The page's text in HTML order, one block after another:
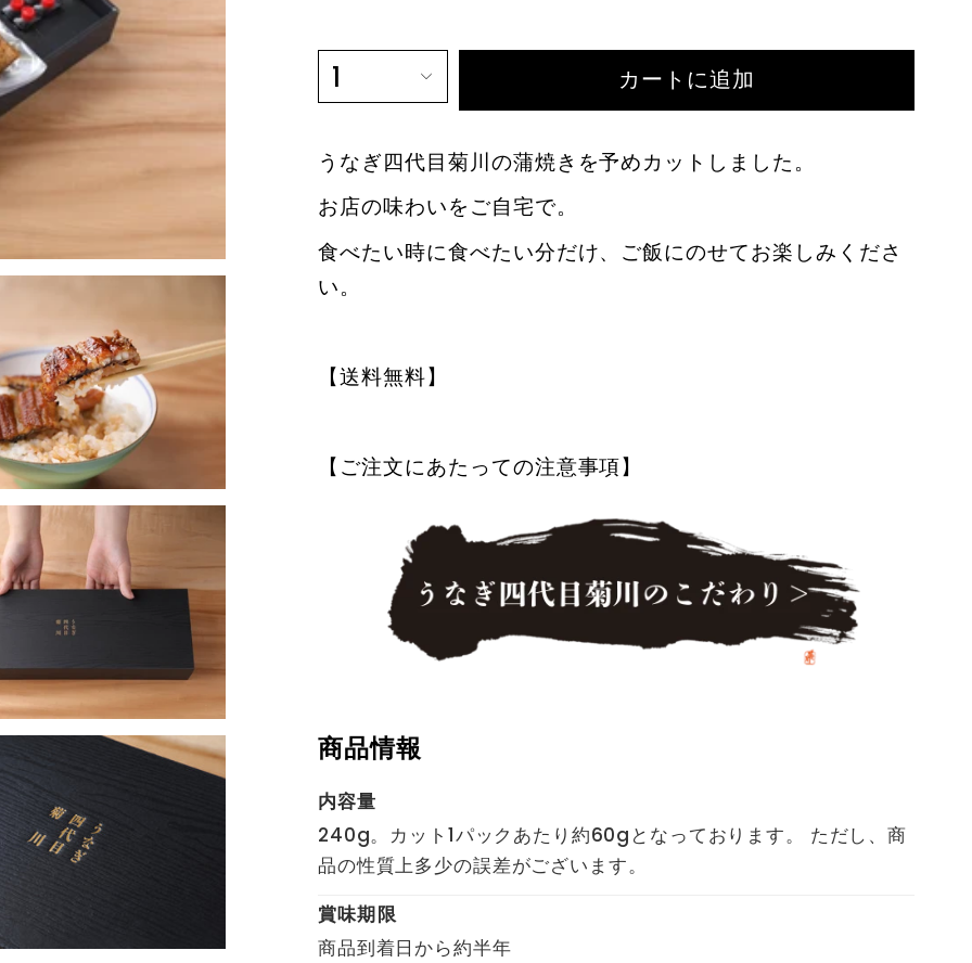
1 カートに追加
うなぎ四代目菊川の蒲焼きを予めカットしました。
お店の味わいをご自宅で。
食べたい時に食べたい分だけ、ご飯にのせてお楽しみくださ
い。
【送料無料】
【ご注文にあたっての注意事項】
商品情報
内容量
240g。カット1パックあたり約60gとなっております。 ただし、商
品の性質上多少の誤差がございます。
賞味期限
商品到着日から約半年